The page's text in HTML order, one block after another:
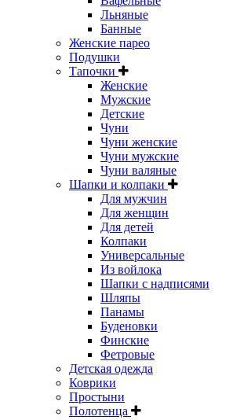
Льняные
Банные
Женские парео
Подушки
Тапочки
Женские
Мужские
Детские
Чуни
Чуни женские
Чуни мужские
Чуни валяные
Шапки и колпаки
Для мужчин
Для женщин
Для детей
Колпаки
Универсальные
Из войлока
Шапки с надписями
Шляпы
Панамы
Буденовки
Финские
Фетровые
Детская одежда
Коврики
Простыни
Полотенца